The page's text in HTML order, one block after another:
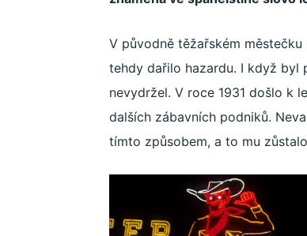
V původně těžařském
tehdy dařilo hazardu. I když byl
nevydržel. V roce 1931 došlo k
dalších zábavních podniků.
tímto způsobem, a to mu